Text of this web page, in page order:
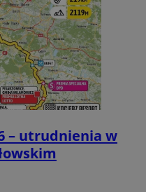
– utrudnienia w